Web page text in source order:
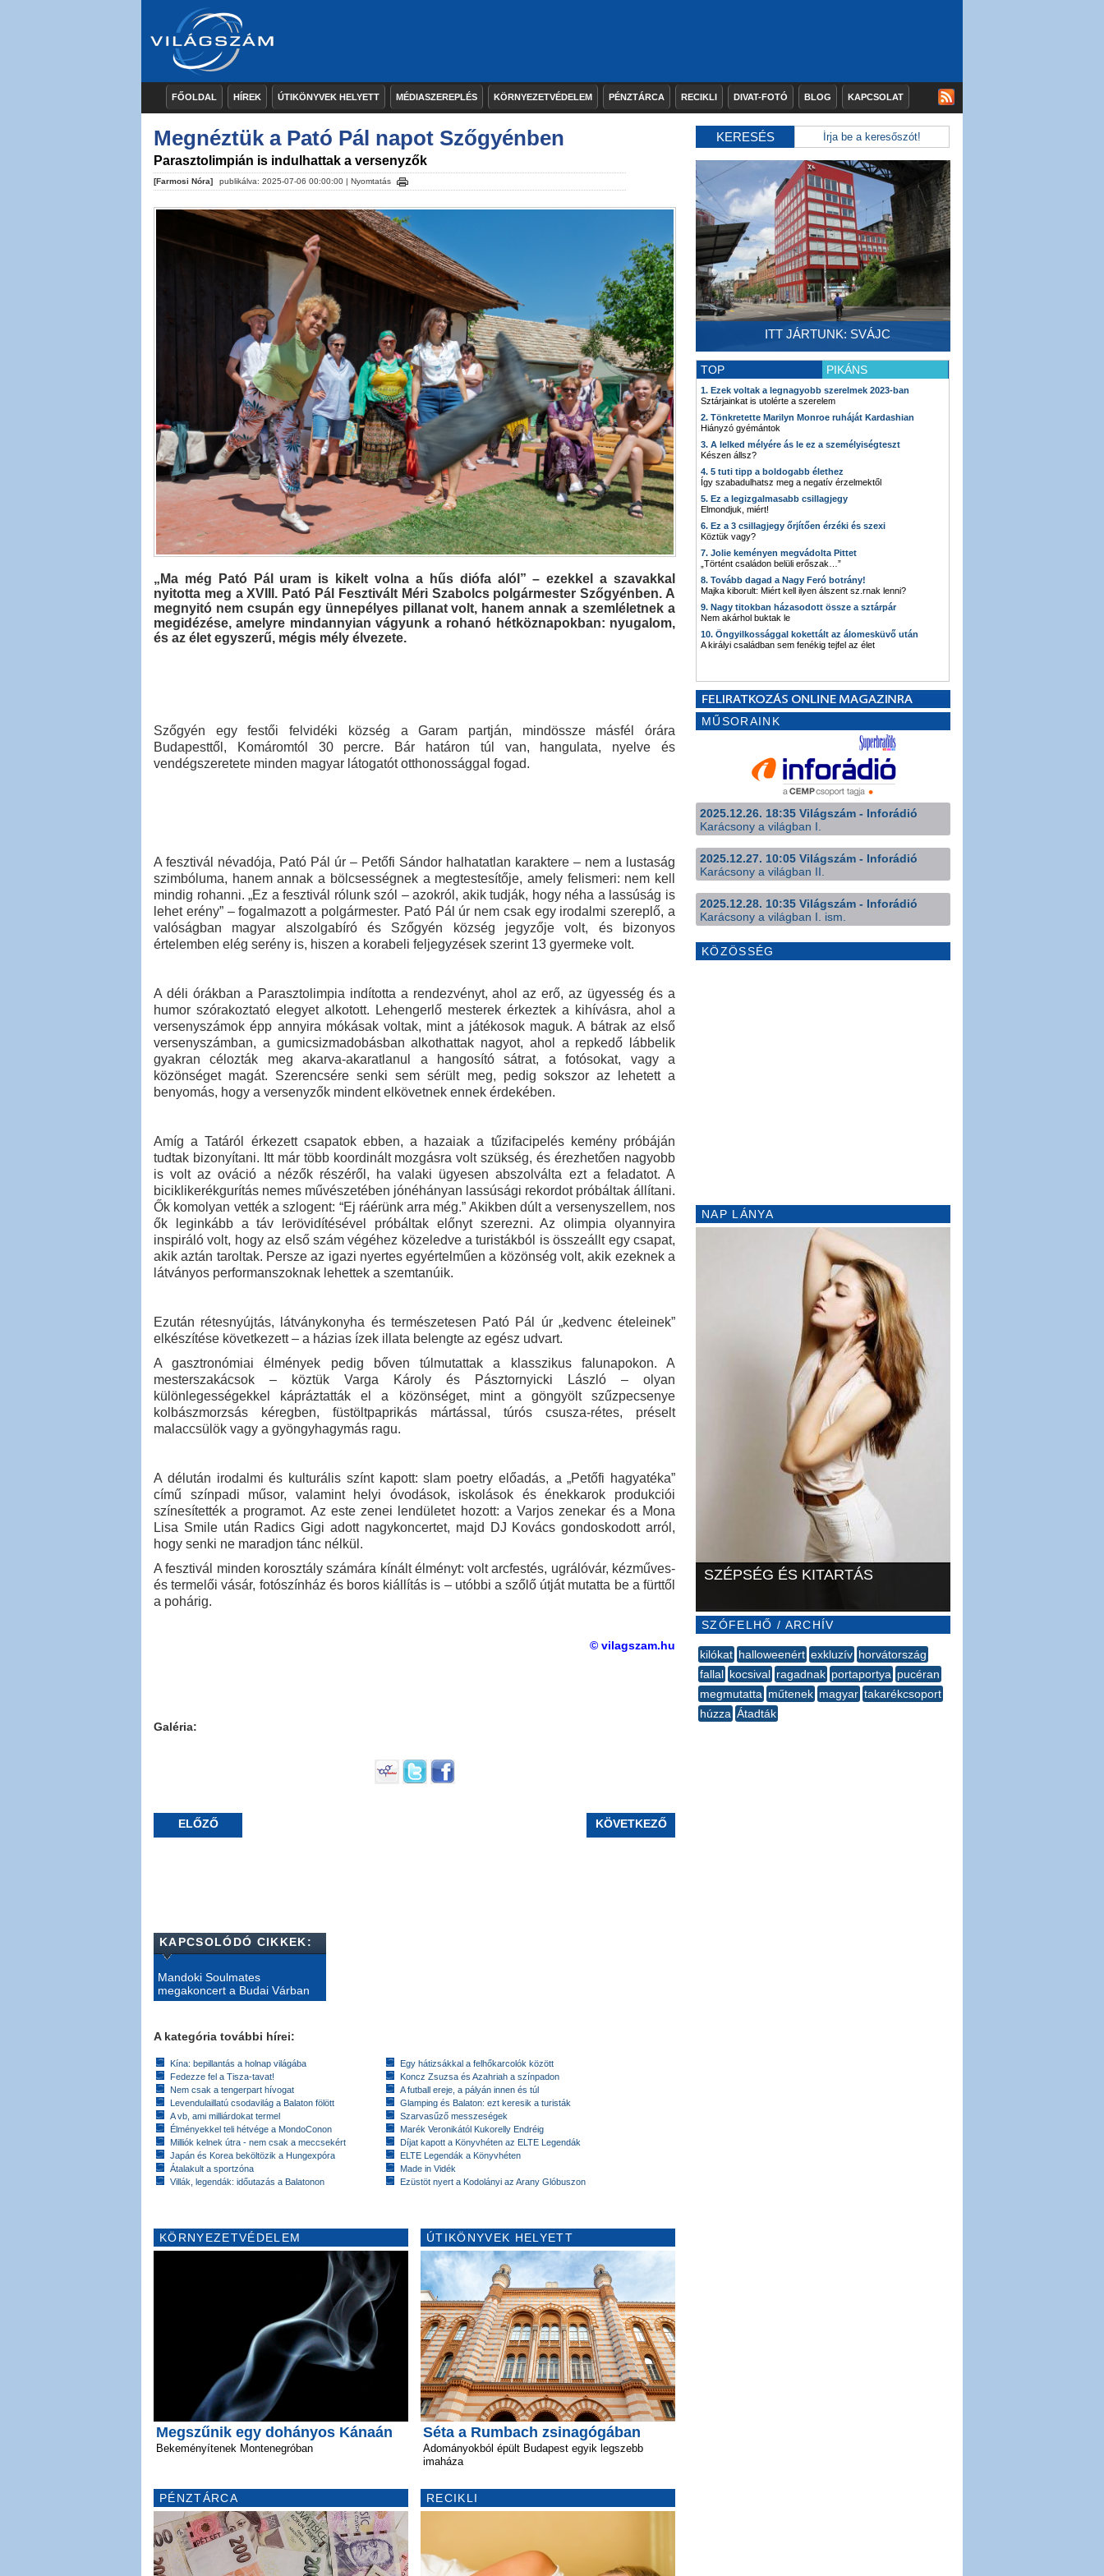
FŐOLDAL HÍREK ÚTIKÖNYVEK HELYETT MÉDIASZEREPLÉS KÖRNYEZETVÉDELEM PÉNZTÁRCA RECIKLI DIVAT-FOTÓ BLOG KAPCSOLAT
Megnéztük a Pató Pál napot Szőgyénben
Parasztolimpián is indulhattak a versenyzők
[Farmosi Nóra] publikálva: 2025-07-06 00:00:00 | Nyomtatás
„Ma még Pató Pál uram is kikelt volna a hűs diófa alól” – ezekkel a szavakkal
nyitotta meg a XVIII. Pató Pál Fesztivált Méri Szabolcs polgármester Szőgyénben. A
megnyitó nem csupán egy ünnepélyes pillanat volt, hanem annak a szemléletnek a
megidézése, amelyre mindannyian vágyunk a rohanó hétköznapokban: nyugalom,
és az élet egyszerű, mégis mély élvezete.
Szőgyén egy festői felvidéki község a Garam partján, mindössze másfél órára
Budapesttől, Komáromtól 30 percre. Bár határon túl van, hangulata, nyelve és
vendégszeretete minden magyar látogatót otthonossággal fogad.
A fesztivál névadója, Pató Pál úr – Petőfi Sándor halhatatlan karaktere – nem a lustaság
szimbóluma, hanem annak a bölcsességnek a megtestesítője, amely felismeri: nem kell
mindig rohanni. „Ez a fesztivál rólunk szól – azokról, akik tudják, hogy néha a lassúság is
lehet erény” – fogalmazott a polgármester. Pató Pál úr nem csak egy irodalmi szereplő, a
valóságban magyar alszolgabíró és Szőgyén község jegyzője volt, és bizonyos
értelemben elég serény is, hiszen a korabeli feljegyzések szerint 13 gyermeke volt.
A déli órákban a Parasztolimpia indította a rendezvényt, ahol az erő, az ügyesség és a
humor szórakoztató elegyet alkotott. Lehengerlő mesterek érkeztek a kihívásra, ahol a
versenyszámok épp annyira mókásak voltak, mint a játékosok maguk. A bátrak az első
versenyszámban, a gumicsizmadobásban alkothattak nagyot, ahol a repkedő lábbelik
gyakran célozták meg akarva-akaratlanul a hangosító sátrat, a fotósokat, vagy a
közönséget magát. Szerencsére senki sem sérült meg, pedig sokszor az lehetett a
benyomás, hogy a versenyzők mindent elkövetnek ennek érdekében.
Amíg a Tatáról érkezett csapatok ebben, a hazaiak a tűzifacipelés kemény próbáján
tudtak bizonyítani. Itt már több koordinált mozgásra volt szükség, és érezhetően nagyobb
is volt az ováció a nézők részéről, ha valaki ügyesen abszolválta ezt a feladatot. A
biciklikerékgurítás nemes művészetében jónéhányan lassúsági rekordot próbáltak állítani.
Ők komolyan vették a szlogent: “Ej ráérünk arra még.” Akikben dúlt a versenyszellem, nos
ők leginkább a táv lerövidítésével próbáltak előnyt szerezni. Az olimpia olyannyira
inspiráló volt, hogy az első szám végéhez közeledve a turistákból is összeállt egy csapat,
akik aztán taroltak. Persze az igazi nyertes egyértelműen a közönség volt, akik ezeknek a
látványos performanszoknak lehettek a szemtanúik.
Ezután rétesnyújtás, látványkonyha és természetesen Pató Pál úr „kedvenc ételeinek”
elkészítése következett – a házias ízek illata belengte az egész udvart.
A gasztronómiai élmények pedig bőven túlmutattak a klasszikus falunapokon. A
mesterszakácsok – köztük Varga Károly és Pásztornyicki László – olyan
különlegességekkel kápráztatták el a közönséget, mint a göngyölt szűzpecsenye
kolbászmorzsás kéregben, füstöltpaprikás mártással, túrós csusza-rétes, préselt
malaccsülök vagy a gyöngyhagymás ragu.
A délután irodalmi és kulturális színt kapott: slam poetry előadás, a „Petőfi hagyatéka”
című színpadi műsor, valamint helyi óvodások, iskolások és énekkarok produkciói
színesítették a programot. Az este zenei lendületet hozott: a Varjos zenekar és a Mona
Lisa Smile után Radics Gigi adott nagykoncertet, majd DJ Kovács gondoskodott arról,
hogy senki ne maradjon tánc nélkül.
A fesztivál minden korosztály számára kínált élményt: volt arcfestés, ugrálóvár, kézműves-
és termelői vásár, fotószínház és boros kiállítás is – utóbbi a szőlő útját mutatta be a fürttől
a pohárig.
© vilagszam.hu
Galéria:
ELŐZŐ KÖVETKEZŐ
KAPCSOLÓDÓ CIKKEK:
Mandoki Soulmates
megakoncert a Budai Várban
A kategória további hírei:
Kína: bepillantás a holnap világába
Fedezze fel a Tisza-tavat!
Nem csak a tengerpart hívogat
Levendulaillatú csodavilág a Balaton fölött
A vb, ami milliárdokat termel
Élményekkel teli hétvége a MondoConon
Milliók kelnek útra - nem csak a meccsekért
Japán és Korea beköltözik a Hungexpóra
Átalakult a sportzóna
Villák, legendák: időutazás a Balatonon
Egy hátizsákkal a felhőkarcolók között
Koncz Zsuzsa és Azahriah a színpadon
A futball ereje, a pályán innen és túl
Glamping és Balaton: ezt keresik a turisták
Szarvasűző messzeségek
Marék Veronikától Kukorelly Endréig
Díjat kapott a Könyvhéten az ELTE Legendák
ELTE Legendák a Könyvhéten
Made in Vidék
Ezüstöt nyert a Kodolányi az Arany Glóbuszon
KÖRNYEZETVÉDELEM
Megszűnik egy dohányos Kánaán
Bekeményítenek Montenegróban
PÉNZTÁRCA
ÚTIKÖNYVEK HELYETT
Séta a Rumbach zsinagógában
Adományokból épült Budapest egyik legszebb
imaháza
RECIKLI
KERESÉS
ITT JÁRTUNK: SVÁJC
TOP PIKÁNS
1. Ezek voltak a legnagyobb szerelmek 2023-ban
Sztárjainkat is utolérte a szerelem
2. Tönkretette Marilyn Monroe ruháját Kardashian
Hiányzó gyémántok
3. A lelked mélyére ás le ez a személyiségteszt
Készen állsz?
4. 5 tuti tipp a boldogabb élethez
Így szabadulhatsz meg a negatív érzelmektől
5. Ez a legizgalmasabb csillagjegy
Elmondjuk, miért!
6. Ez a 3 csillagjegy őrjítően érzéki és szexi
Köztük vagy?
7. Jolie keményen megvádolta Pittet
„Történt családon belüli erőszak…”
8. Tovább dagad a Nagy Feró botrány!
Majka kiborult: Miért kell ilyen álszent sz.rnak lenni?
9. Nagy titokban házasodott össze a sztárpár
Nem akárhol buktak le
10. Öngyilkossággal kokettált az álomesküvő után
A királyi családban sem fenékig tejfel az élet
MŰSORAINK
2025.12.26. 18:35 Világszám - Inforádió
Karácsony a világban I.
2025.12.27. 10:05 Világszám - Inforádió
Karácsony a világban II.
2025.12.28. 10:35 Világszám - Inforádió
Karácsony a világban I. ism.
KÖZÖSSÉG
NAP LÁNYA
SZÉPSÉG ÉS KITARTÁS
SZÓFELHŐ / ARCHÍV
kilókat halloweenért exkluzív horvátország
fallal kocsival ragadnak portaportya pucéran
megmutatta műtenek magyar takarékcsoport
húzza Átadták